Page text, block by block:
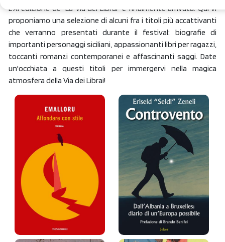
L'XI edizione de "La Via dei Librai" è finalmente arrivata! Qui vi
proponiamo una selezione di alcuni fra i titoli più accattivanti
che verranno presentati durante il festival: biografie di
importanti personaggi siciliani, appassionanti libri per ragazzi,
toccanti romanzi contemporanei e affascinanti saggi. Date
un'occhiata a questi titoli per immergervi nella magica
atmosfera della Via dei Librai!